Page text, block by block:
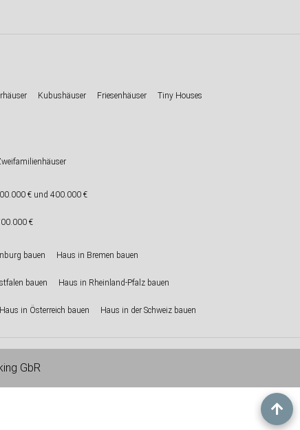
Kubushäuser Friesenhäuser Tiny Houses
€ und 400.000 €
€
bauen Haus in Bremen bauen
bauen Haus in Rheinland-Pfalz bauen
Haus in Österreich bauen Haus in der Schweiz bauen
GbR